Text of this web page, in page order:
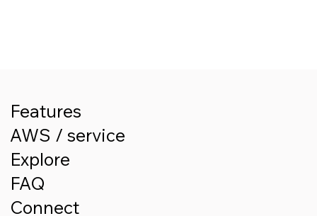
Features
AWS / service
Explore
FAQ
Connect